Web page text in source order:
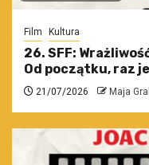
Film Kultura
26. SFF:
Od początku, raz
21/07/2026 Maja